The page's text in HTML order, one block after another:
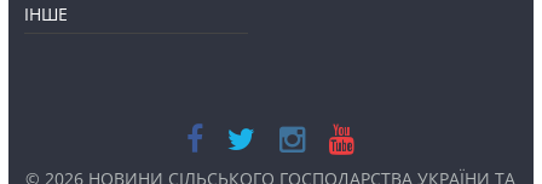
ІНШЕ
© 2026 НОВИНИ СІЛЬСЬКОГО ГОСПОДАРСТВА УКРАЇНИ ТА